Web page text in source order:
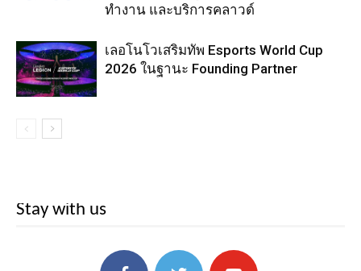
ทำงาน และบริการคลาวด์
เลอโนโวเสริมทัพ Esports World Cup
2026 ในฐานะ Founding Partner
Stay with us